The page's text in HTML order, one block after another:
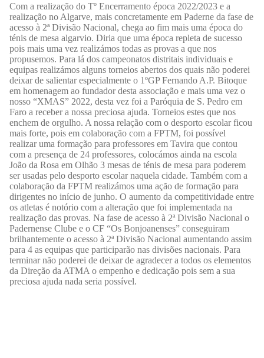
Com a realização do Tº Encerramento época 2022/2023 e a
realização no Algarve, mais concretamente em Paderne da fase de
acesso à 2ª Divisão Nacional, chega ao fim mais uma época do
ténis de mesa algarvio. Diria que uma época repleta de sucesso
pois mais uma vez realizámos todas as provas a que nos
propusemos. Para lá dos campeonatos distritais individuais e
equipas realizámos alguns torneios abertos dos quais não poderei
deixar de salientar especialmente o 1ºGP Fernando A.P. Bitoque
em homenagem ao fundador desta associação e mais uma vez o
nosso “XMAS” 2022, desta vez foi a Paróquia de S. Pedro em
Faro a receber a nossa preciosa ajuda. Torneios estes que nos
enchem de orgulho. A nossa relação com o desporto escolar ficou
mais forte, pois em colaboração com a FPTM, foi possível
realizar uma formação para professores em Tavira que contou
com a presença de 24 professores, colocámos ainda na escola
João da Rosa em Olhão 3 mesas de ténis de mesa para poderem
ser usadas pelo desporto escolar naquela cidade. Também com a
colaboração da FPTM realizámos uma ação de formação para
dirigentes no início de junho. O aumento da competitividade entre
os atletas é notório com a alteração que foi implementada na
realização das provas. Na fase de acesso à 2ª Divisão Nacional o
Padernense Clube e o CF “Os Bonjoanenses” conseguiram
brilhantemente o acesso à 2ª Divisão Nacional aumentando assim
para 4 as equipas que participarão nas divisões nacionais. Para
terminar não poderei de deixar de agradecer a todos os elementos
da Direção da ATMA o empenho e dedicação pois sem a sua
preciosa ajuda nada seria possível.